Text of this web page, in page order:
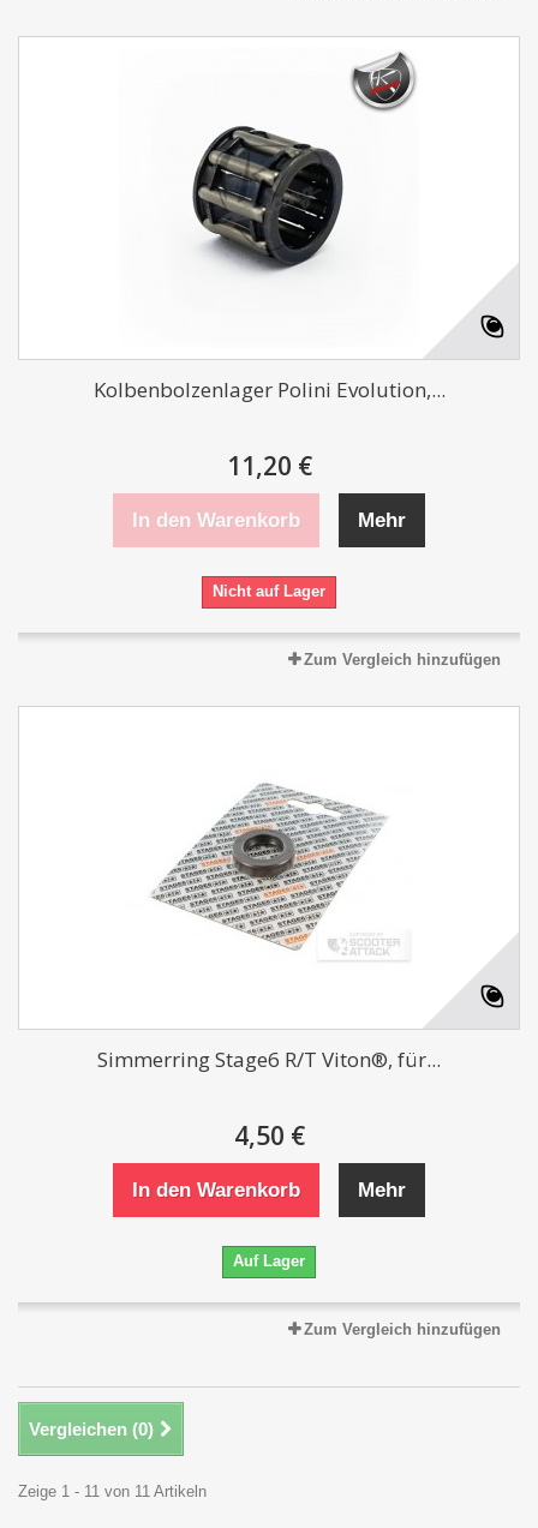
Kolbenbolzenlager Polini Evolution,...
11,20 €
In den Warenkorb Mehr
Nicht auf Lager
Zum Vergleich hinzufügen
Simmerring Stage6 R/T Viton®, für...
4,50 €
In den Warenkorb Mehr
Auf Lager
Zum Vergleich hinzufügen
Vergleichen (0)
Zeige 1 - 11 von 11 Artikeln